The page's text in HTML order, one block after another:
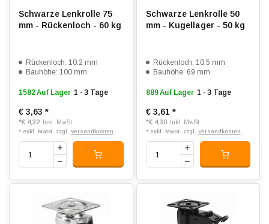
Schwarze Lenkrolle 75
mm - Rückenloch - 60 kg
Rückenloch: 10.2 mm
Bauhöhe: 100 mm
1582 Auf Lager 1 - 3 Tage
€ 3,63 *
*€ 4,32 Inkl. MwSt.
* exkl. MwSt. zzgl. Versandkosten
Schwarze Lenkrolle 50
mm - Kugellager - 50 kg
Rückenloch: 10.5 mm
Bauhöhe: 69 mm
889 Auf Lager 1 - 3 Tage
€ 3,61 *
*€ 4,30 Inkl. MwSt.
* exkl. MwSt. zzgl. Versandkosten